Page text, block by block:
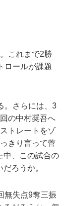
これまで2勝
ロールが課題
。さらには、3
の中村奨吾へ
トレートをゾ
きり言って菅
中、この試合の
ろうか。
無失点9奪三振